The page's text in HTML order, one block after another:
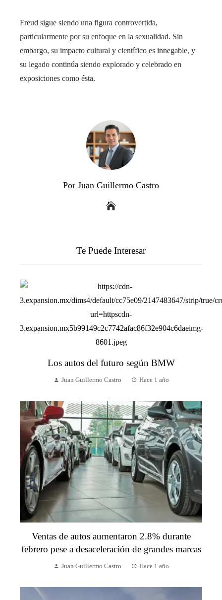
Freud sigue siendo una figura controvertida,
particularmente por su enfoque en la sexualidad. Sin
embargo, su impacto cultural y científico es innegable, y
su legado continúa siendo explorado y celebrado en
exposiciones como ésta.
Por Juan Guillermo Castro
Te Puede Interesar
Los autos del futuro según BMW
Juan Guillermo Castro Hace 1 año
Ventas de autos aumentaron 2.8% durante
febrero pese a desaceleración de grandes marcas
Juan Guillermo Castro Hace 1 año